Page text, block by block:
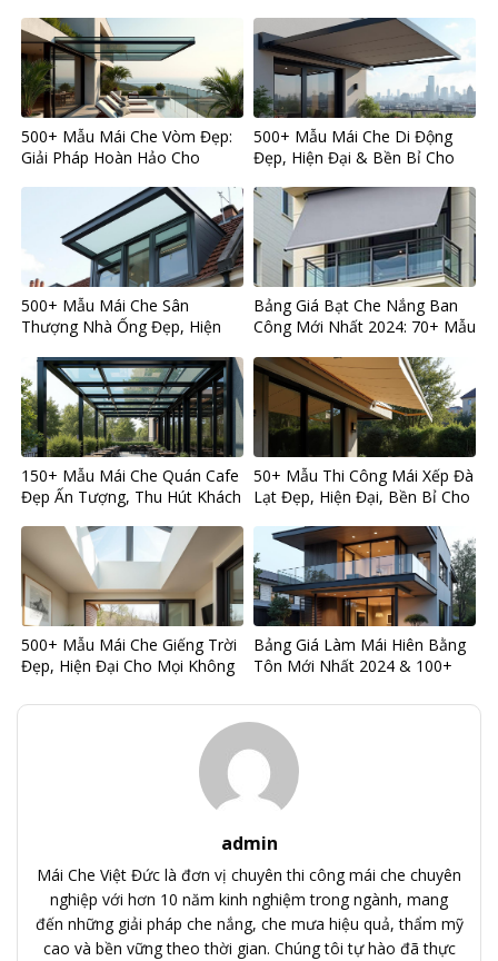
500+ Mẫu Mái Che Vòm Đẹp:
Giải Pháp Hoàn Hảo Cho
500+ Mẫu Mái Che Di Động
Đẹp, Hiện Đại & Bền Bỉ Cho
500+ Mẫu Mái Che Sân
Thượng Nhà Ống Đẹp, Hiện
Bảng Giá Bạt Che Nắng Ban
Công Mới Nhất 2024: 70+ Mẫu
Chọn Chuẩn
150+ Mẫu Mái Che Quán Cafe
Đẹp Ấn Tượng, Thu Hút Khách
50+ Mẫu Thi Công Mái Xếp Đà
Lạt Đẹp, Hiện Đại, Bền Bỉ Cho
500+ Mẫu Mái Che Giếng Trời
Đẹp, Hiện Đại Cho Mọi Không
Bảng Giá Làm Mái Hiên Bằng
Tôn Mới Nhất 2024 & 100+
admin
Mái Che Việt Đức là đơn vị chuyên thi công mái che chuyên
nghiệp với hơn 10 năm kinh nghiệm trong ngành, mang
đến những giải pháp che nắng, che mưa hiệu quả, thẩm mỹ
cao và bền vững theo thời gian. Chúng tôi tự hào đã thực